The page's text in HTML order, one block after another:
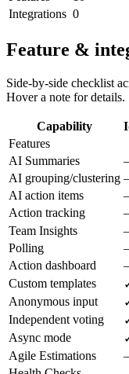
Integrations 0
Feature &
Side-by-side checklist
Hover a note for details.
Capability
Features
AI Summaries
AI grouping/clustering
AI action items
Action tracking
Team Insights
Polling
Action dashboard
Custom templates
Anonymous input
Independent voting
Async mode
Agile Estimations